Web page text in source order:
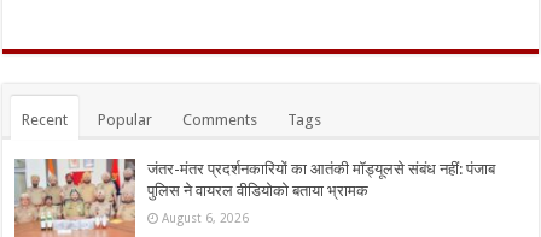
Recent Popular Comments Tags
जंतर-मंतर प्रदर्शनकारियों का आतंकी मॉड्यूलसे संबंध नहीं: पंजाब
पुलिस ने वायरल वीडियोको बताया भ्रामक
August 6, 2026